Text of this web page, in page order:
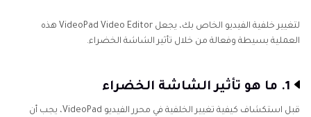
لتغيير خلفية الفيديو الخاص بك، يجعل VideoPad Video Editor هذه
العملية بسيطة وفعالة من خلال تأثير الشاشة الخضراء.
1. ما هو تأثير الشاشة الخضراء
قبل استكشاف كيفية تغيير الخلفية في محرر الفيديو VideoPad، يجب أن